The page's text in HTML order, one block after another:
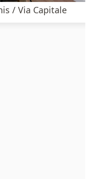
/ Via Capitale